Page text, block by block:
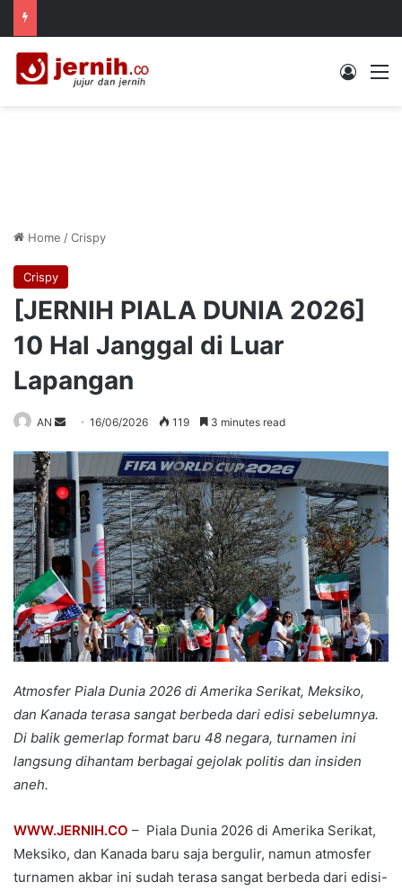
Log In
Home /Crispy
Crispy
[JERNIH PIALA DUNIA 2026]
10 Hal Janggal di Luar
Lapangan
AN
Send16/06/2026 119 3 minutes read
Atmosfer Piala Dunia 2026 di Amerika Serikat, Meksiko,
dan Kanada terasa sangat berbeda dari edisi sebelumnya.
Di balik gemerlap format baru 48 negara, turnamen ini
langsung dihantam berbagai gejolak politis dan insiden
aneh.
WWW.JERNIH.CO – Piala Dunia 2026 di Amerika Serikat,
Meksiko, dan Kanada baru saja bergulir, namun atmosfer
turnamen akbar ini sudah terasa sangat berbeda dari edisi-